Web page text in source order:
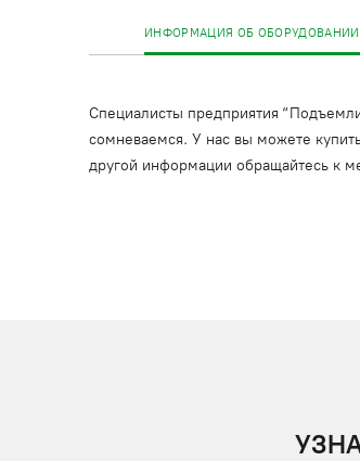
ИНФОРМАЦИЯ ОБ ОБОРУДОВАНИИ
Специалисты предприятия
сомневаемся. У нас вы можете
другой информации обращайтесь к